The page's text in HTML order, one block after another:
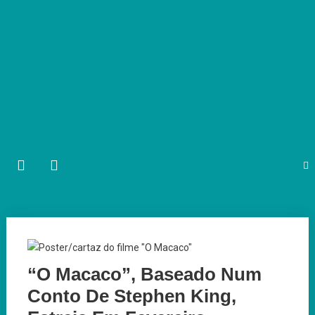
“O Macaco”, Baseado Num
Conto De Stephen King,